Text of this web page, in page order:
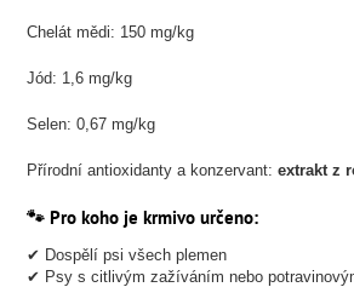
Chelát mědi: 150 mg/kg
Jód: 1,6 mg/kg
Selen: 0,67 mg/kg
Přírodní antioxidanty a konzervant:extrakt z
🐾 Pro koho je krmivo určeno:
✔ Dospělí psi všech plemen
✔ Psy s citlivým zažíváním nebo